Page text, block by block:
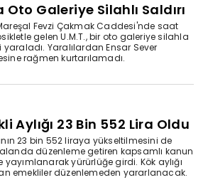
Galeriye Silahlı Saldırı
Fevzi Çakmak Caddesi'nde saat
gelen U.M.T., bir oto galeriye silahla
Yaralılardan Ensar Sever
rağmen kurtarılamadı.
Aylığı 23 Bin 552 Lira Oldu
23 bin 552 liraya yükseltilmesini de
düzenleme getiren kapsamlı kanun
yayımlanarak yürürlüğe girdi. Kök aylığı
emekliler düzenlemeden yararlanacak.